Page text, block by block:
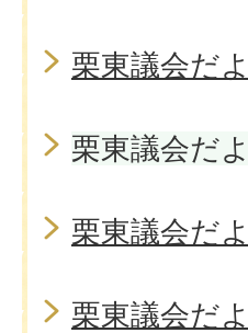
栗東議会だ
栗東議会だ
栗東議会だ
栗東議会だ